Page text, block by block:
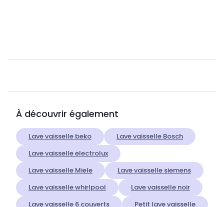
À découvrir également
Lave vaisselle beko
Lave vaisselle Bosch
Lave vaisselle electrolux
Lave vaisselle Miele
Lave vaisselle siemens
Lave vaisselle whirlpool
Lave vaisselle noir
Lave vaisselle 6 couverts
Petit lave vaisselle